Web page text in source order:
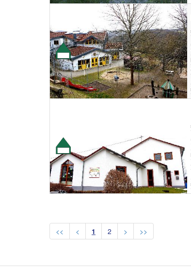
<< < 1 2 > >>